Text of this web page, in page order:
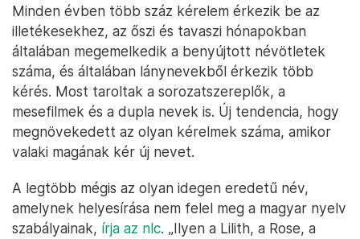
Minden évben több száz kérelem érkezik be az
illetékesekhez, az őszi és tavaszi hónapokban
általában megemelkedik a benyújtott névötletek
száma, és általában lánynevekből érkezik több
kérés. Most taroltak a sorozatszereplők, a
mesefilmek és a dupla nevek is. Új tendencia, hogy
megnövekedett az olyan kérelmek száma, amikor
valaki magának kér új nevet.
A legtöbb mégis az olyan idegen eredetű név,
amelynek helyesírása nem felel meg a magyar nyelv
szabályainak, írja az nlc. „Ilyen a Lilith, a Rose, a